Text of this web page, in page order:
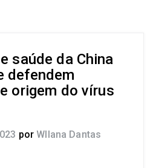
saúde da China
defendem
origem do vírus
por Wllana Dantas